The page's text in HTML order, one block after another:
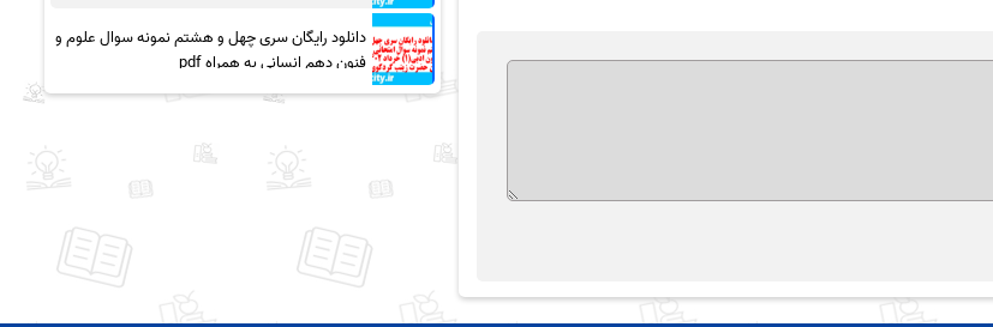
دانلود رایگان سری چهل و هشتم نمونه سوال علوم و
فنون دهم انسانی به همراه pdf